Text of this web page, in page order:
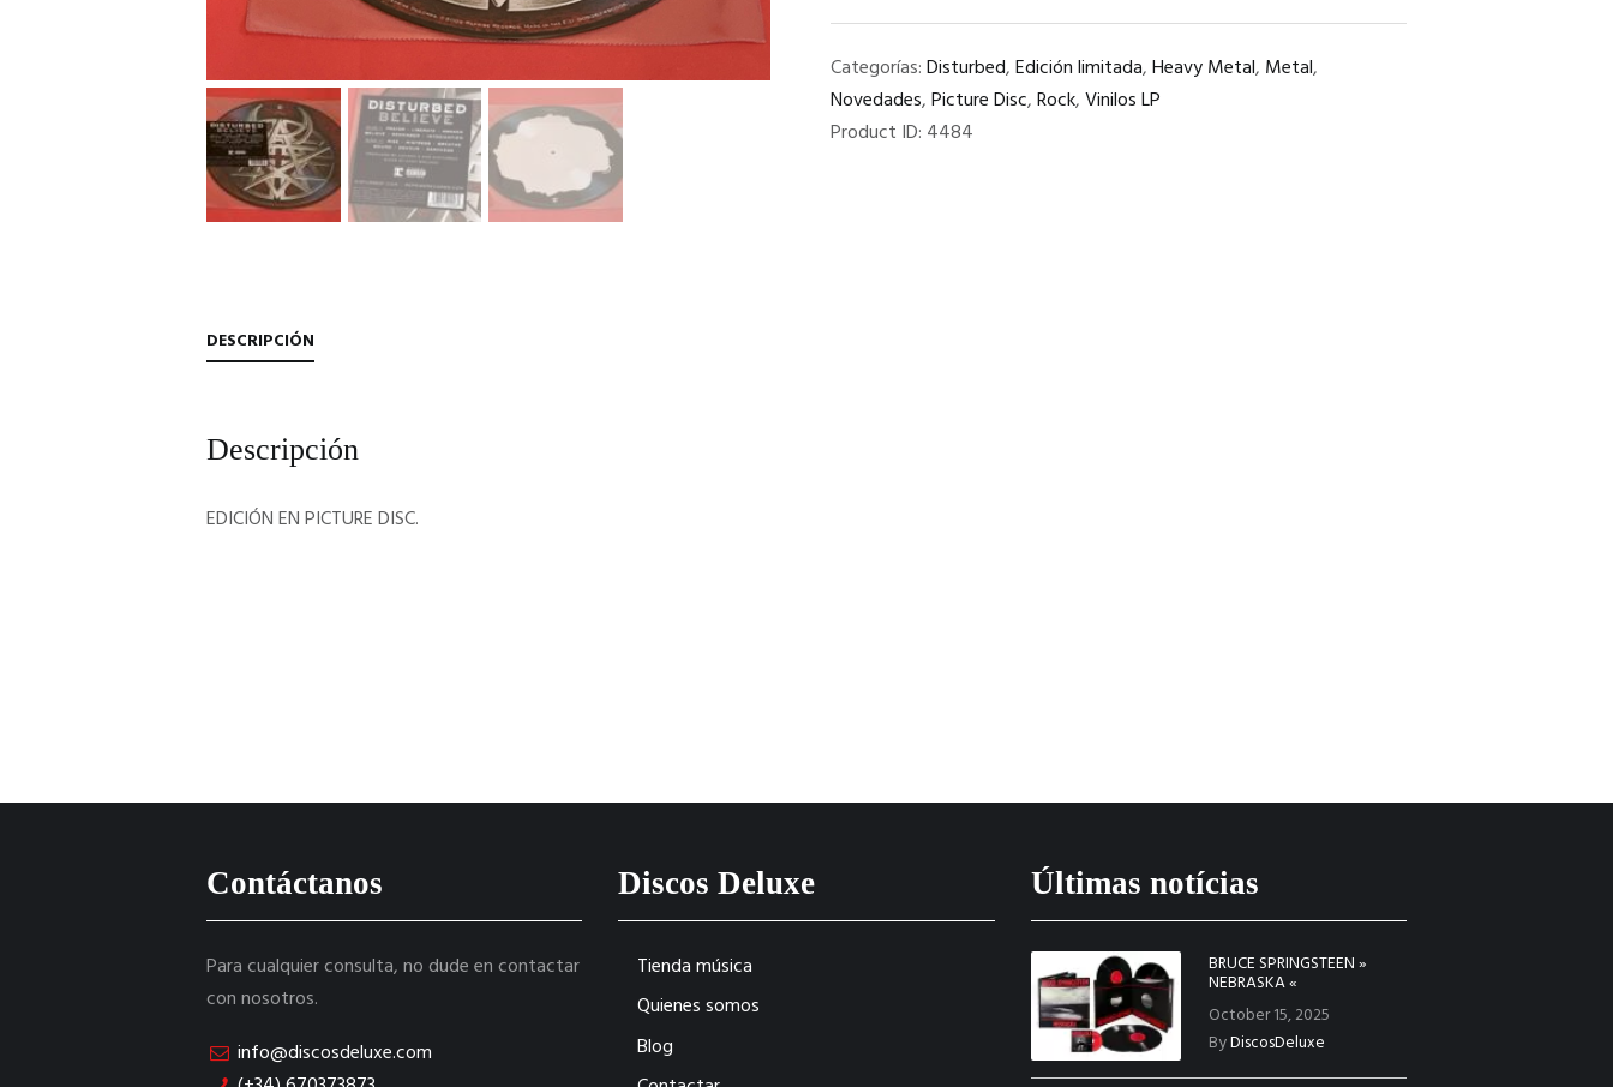
1
LP
PICTURE
Categorías:Disturbed,Edición limitada,Heavy Metal, Metal,
Novedades,Picture Disc,Rock,Vinilos LP
Product ID: 4484
DESCRIPCIÓN
Descripción
EDICIÓN EN PICTURE DISC.
Contáctanos
Para cualquier consulta, no dude en contactar
con nosotros.
info@discosdeluxe.com
Discos Deluxe
Tienda música
Quienes somos
Blog
Últimas notícias
BRUCE SPRINGSTEEN »
NEBRASKA «
October 15, 2025
ByDiscosDeluxe